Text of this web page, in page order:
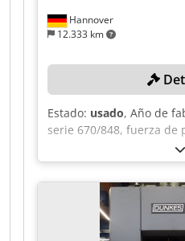
Hannover
12.333 km
Estado: usado, Año de
serie 670/848, fuerza de
recorrido de
seguimiento 190 ms,
SICK, modelo LVU 1106-
Aqqoa +++ ¡Atención:
una subasta en línea! +++